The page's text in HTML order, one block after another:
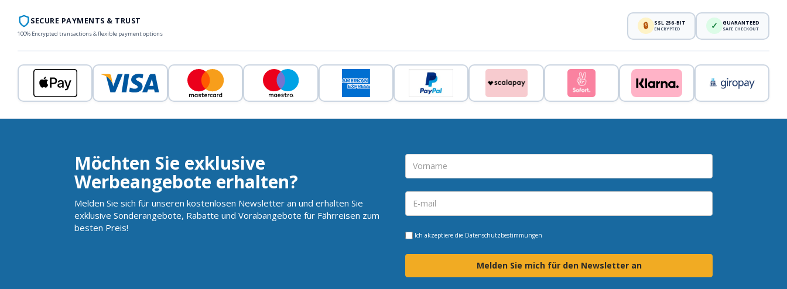
SECURE PAYMENTS & TRUST
100% Encrypted transactions & flexible payment options
🔒 SSL 256-BIT
ENCRYPTED ✓ GUARANTEED
SAFE CHECKOUT
Möchten Sie exklusive
Werbeangebote erhalten?
Melden Sie sich für unseren kostenlosen Newsletter an und erhalten Sie
exklusive Sonderangebote, Rabatte und Vorabangebote für Fährreisen zum
besten Preis!
Ich akzeptiere die Datenschutzbestimmungen
Melden Sie mich für den Newsletter an